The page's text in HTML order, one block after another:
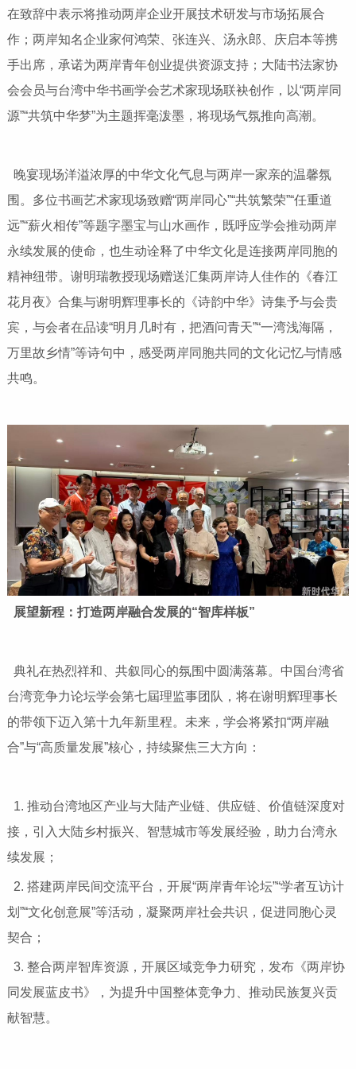
在致辞中表示将推动两岸企业开展技术研发与市场拓展合
作；两岸知名企业家何鸿荣、张连兴、汤永郎、庆启本等携
手出席，承诺为两岸青年创业提供资源支持；大陆书法家协
会会员与台湾中华书画学会艺术家现场联袂创作，以“两岸同
源”“共筑中华梦”为主题挥毫泼墨，将现场气氛推向高潮。
晚宴现场洋溢浓厚的中华文化气息与两岸一家亲的温馨氛
围。多位书画艺术家现场致赠“两岸同心”“共筑繁荣”“任重道
远”“薪火相传”等题字墨宝与山水画作，既呼应学会推动两岸
永续发展的使命，也生动诠释了中华文化是连接两岸同胞的
精神纽带。谢明瑞教授现场赠送汇集两岸诗人佳作的《春江
花月夜》合集与谢明辉理事长的《诗韵中华》诗集予与会贵
宾，与会者在品读“明月几时有，把酒问青天”“一湾浅海隔，
万里故乡情”等诗句中，感受两岸同胞共同的文化记忆与情感
共鸣。
展望新程：打造两岸融合发展的“智库样板”
典礼在热烈祥和、共叙同心的氛围中圆满落幕。中国台湾省
台湾竞争力论坛学会第七屆理监事团队，将在谢明辉理事长
的带领下迈入第十九年新里程。未来，学会将紧扣“两岸融
合”与“高质量发展”核心，持续聚焦三大方向：
1. 推动台湾地区产业与大陆产业链、供应链、价值链深度对
接，引入大陆乡村振兴、智慧城市等发展经验，助力台湾永
续发展；
2. 搭建两岸民间交流平台，开展“两岸青年论坛”“学者互访计
划”“文化创意展”等活动，凝聚两岸社会共识，促进同胞心灵
契合；
3. 整合两岸智库资源，开展区域竞争力研究，发布《两岸协
同发展蓝皮书》，为提升中国整体竞争力、推动民族复兴贡
献智慧。